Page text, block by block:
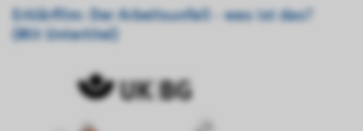
Erklärfilm: Der Arbeitsunfall - was ist das?
(Mit Untertitel)